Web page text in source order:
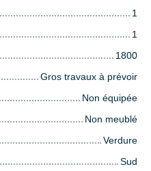
1
1
1800
Gros travaux à prévoir
Non équipée
Non meublé
Verdure
Sud